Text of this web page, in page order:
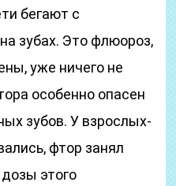
бегают с
зубах. Это флюороз,
уже ничего не
особенно опасен
зубов. У взрослых-
фтор занял
этого